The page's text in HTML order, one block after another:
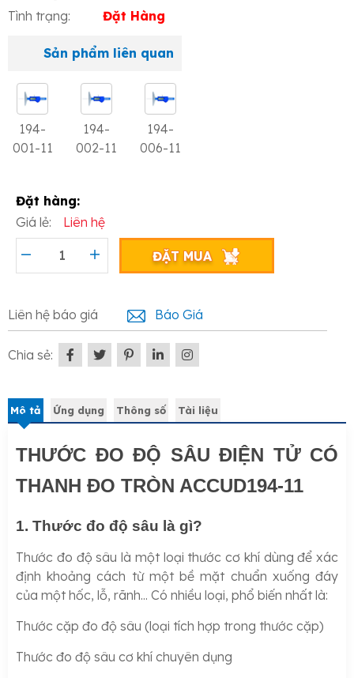
Tình trạng:
Đặt Hàng
Sản phẩm liên quan
194-
001-11
194-
002-11
194-
006-11
Đặt hàng:
Giá lẻ:
Liên hệ
ĐẶT MUA
Liên hệ báo giá Báo Giá
Chia sẻ:
Mô tả Ứng dụng Thông số Tài liệu
THƯỚC ĐO ĐỘ SÂU ĐIỆN TỬ CÓ
THANH ĐO TRÒN ACCUD194-11
1. Thước đo độ sâu là gì?
Thước đo độ sâu là một loại thước cơ khí dùng để xác
định khoảng cách từ một bề mặt chuẩn xuống đáy
của một hốc, lỗ, rãnh... Có nhiều loại, phổ biến nhất là:
Thước cặp đo độ sâu (loại tích hợp trong thước cặp)
Thước đo độ sâu cơ khí chuyên dụng